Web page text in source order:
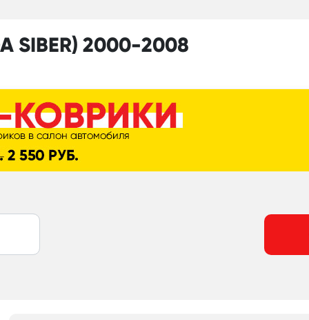
SIBER) 2000-2008